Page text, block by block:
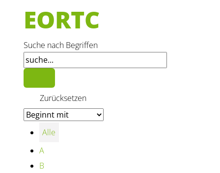
EORTC
Suche nach Begriffen
Alle
A
B